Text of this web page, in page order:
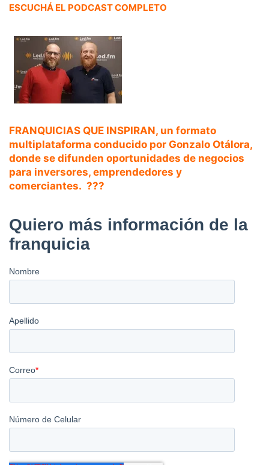
ESCUCHÁ EL PODCAST COMPLETO
FRANQUICIAS QUE INSPIRAN, un formato
multiplataforma conducido por Gonzalo Otálora,
donde se difunden oportunidades de negocios
para inversores, emprendedores y
comerciantes. ??️?